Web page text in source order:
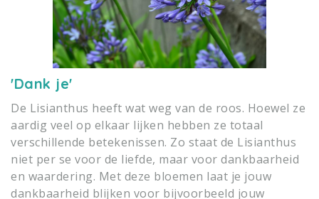
'Dank je'
De Lisianthus heeft wat weg van de roos. Hoewel ze
aardig veel op elkaar lijken hebben ze totaal
verschillende betekenissen. Zo staat de Lisianthus
niet per se voor de liefde, maar voor dankbaarheid
en waardering. Met deze bloemen laat je jouw
dankbaarheid blijken voor bijvoorbeeld jouw